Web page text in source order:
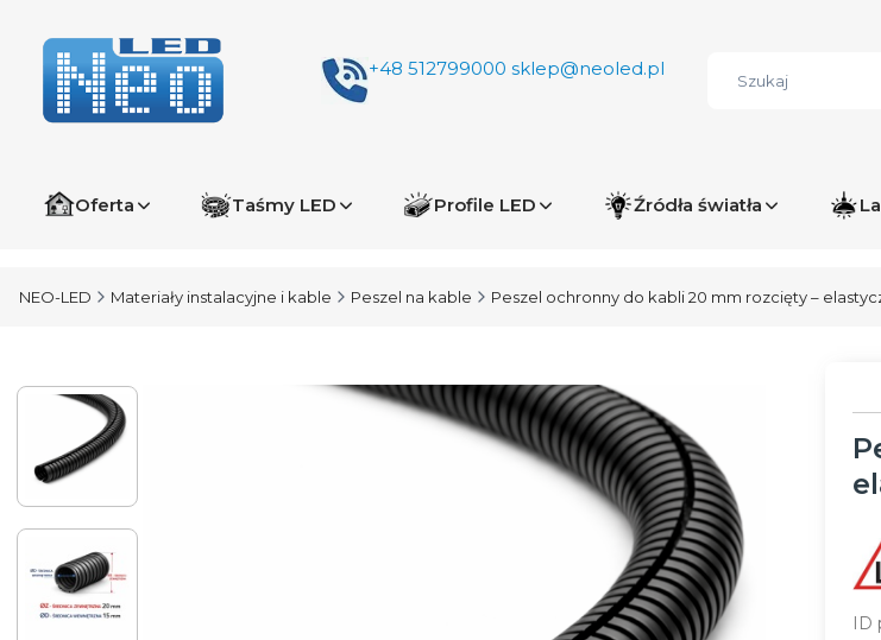
+48 512799000 sklep@neoled.pl
Oferta Taśmy LED Profile LED Źródła światła
NEO-LED Materiały instalacyjne i kable Peszel na kable Peszel ochronny do kabli 20 mm rozcięty –
ID